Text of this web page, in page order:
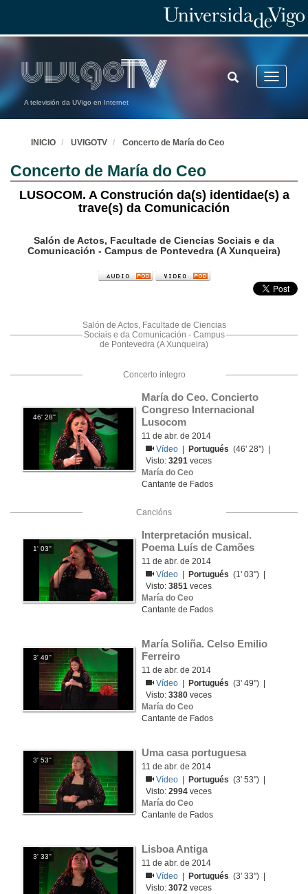
A televisión da UVigo en Internet
Toggle
TOGGLE
SEARCH
INICIO UVIGOTV Concerto de María do Ceo
Concerto de María do Ceo
LUSOCOM. A Construción da(s) identidae(s) a
trave(s) da Comunicación
Salón de Actos, Facultade de Ciencias Sociais e da
Comunicación - Campus de Pontevedra (A Xunqueira)
Salón de Actos, Facultade de Ciencias
Sociais e da Comunicación - Campus
de Pontevedra (A Xunqueira)
Concerto integro
46' 28''
María do Ceo. Concierto
Congreso Internacional
Lusocom
11 de abr. de 2014
Vídeo
Portugués (46' 28'') |
Visto:3291 veces
María do Ceo
Cantante de Fados
Cancións
1' 03''
Interpretación musical.
Poema Luís de Camões
11 de abr. de 2014
Vídeo
Portugués (1' 03'') |
Visto:3851 veces
María do Ceo
Cantante de Fados
3' 49''
María Soliña. Celso Emilio
Ferreiro
11 de abr. de 2014
Vídeo
Portugués (3' 49'') |
Visto:3380 veces
María do Ceo
Cantante de Fados
3' 53''
Uma casa portuguesa
11 de abr. de 2014
Vídeo
Portugués (3' 53'') |
Visto:2994 veces
María do Ceo
Cantante de Fados
3' 33''
Lisboa Antiga
11 de abr. de 2014
Vídeo
Portugués (3' 33'') |
Visto:3072 veces